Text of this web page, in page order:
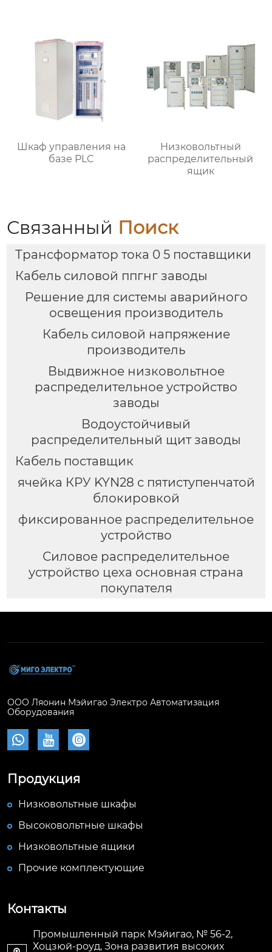
Шкаф управления на
базе PLC
Низковольтный
распределительный
ящик
Связанный Поиск
Трансформатор тока 0 5 поставщики
Кабель силовой ппгнг заводы
Решение для системы аварийного
освещения производитель
Кабель силовой напряжение
производитель
Выдвижное низковольтное
распределительное устройство
заводы
Водоустойчивый
распределительный щит заводы
Кабель поставщик
ячейка КРУ KYN28 с пятиступенчатой
блокировкой
фиксированное распределительное
устройство
Силовое распределительное
устройство цеха основная страна
покупателя
ООО Ляонин Мэйигао Электро Автоматизация
Оборудования
  
Продукция
Низковольтные шкафы
Высоковольтные шкафы
Низковольтные ящики
Прочие комплектующие
Контакты
Промышленный парк Мэйигао, № 56-2,
Хоцзюй-роуд, Зона развития высоких